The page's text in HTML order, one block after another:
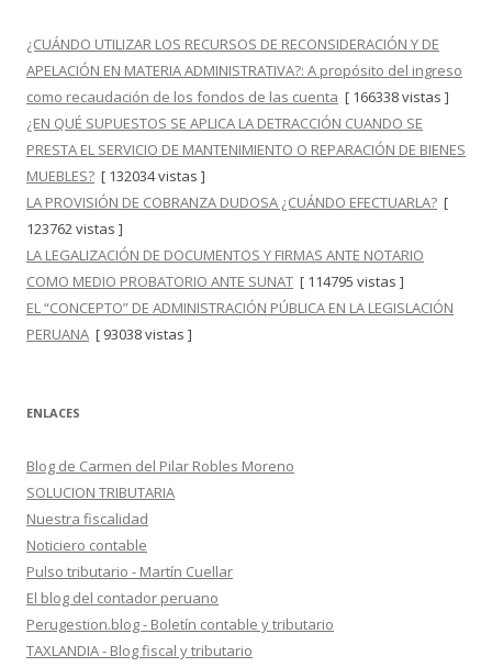
¿CUÁNDO UTILIZAR LOS RECURSOS DE RECONSIDERACIÓN Y DE
APELACIÓN EN MATERIA ADMINISTRATIVA?: A propósito del ingreso
como recaudación de los fondos de las cuenta [ 166338 vistas ]
¿EN QUÉ SUPUESTOS SE APLICA LA DETRACCIÓN CUANDO SE
PRESTA EL SERVICIO DE MANTENIMIENTO O REPARACIÓN DE BIENES
MUEBLES? [ 132034 vistas ]
LA PROVISIÓN DE COBRANZA DUDOSA ¿CUÁNDO EFECTUARLA? [
123762 vistas ]
LA LEGALIZACIÓN DE DOCUMENTOS Y FIRMAS ANTE NOTARIO
COMO MEDIO PROBATORIO ANTE SUNAT [ 114795 vistas ]
EL “CONCEPTO” DE ADMINISTRACIÓN PÚBLICA EN LA LEGISLACIÓN
PERUANA [ 93038 vistas ]
ENLACES
Blog de Carmen del Pilar Robles Moreno
SOLUCION TRIBUTARIA
Nuestra fiscalidad
Noticiero contable
Pulso tributario - Martín Cuellar
El blog del contador peruano
Perugestion.blog - Boletín contable y tributario
TAXLANDIA - Blog fiscal y tributario